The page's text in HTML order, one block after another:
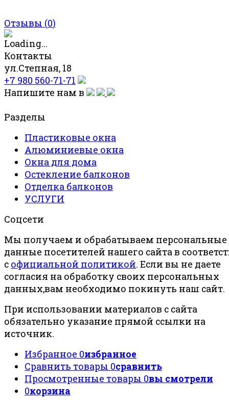
Отзывы (0)
Контакты
ул.Степная, 18
+7 980 560-71-71
Напишите нам в
Разделы
Пластиковые окна
Алюминиевые окна
Окна для дома
Остекление балконов
Отделка балконов
УСЛУГИ
Соцсети
Мы получаем и обрабатываем персональные
данные посетителей нашего сайта в
с официальной политикой. Если вы не даете
согласия на обработку своих персональных
данных,вам необходимо покинуть наш сайт.
При использовании материалов с сайта
обязательно указание прямой ссылки на
источник.
Избранное 0избранное
Сравнить товары 0сравнить
Просмотренные товары 0вы смотрели
0корзина